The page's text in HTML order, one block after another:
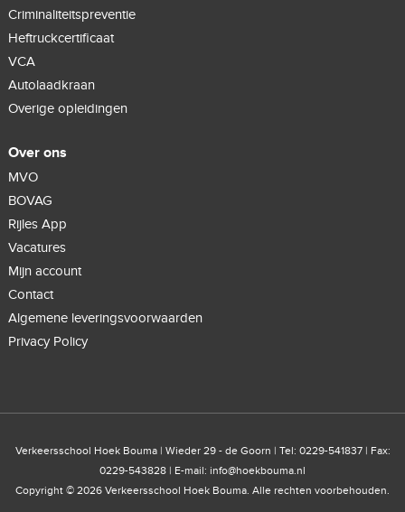
Criminaliteitspreventie
Heftruckcertificaat
VCA
Autolaadkraan
Overige opleidingen
Over ons
MVO
BOVAG
Rijles App
Vacatures
Mijn account
Contact
Algemene leveringsvoorwaarden
Privacy Policy
Verkeersschool Hoek Bouma | Wieder 29 - de Goorn | Tel: 0229-541837 | Fax:
0229-543828 | E-mail: info@hoekbouma.nl
Copyright © 2026 Verkeersschool Hoek Bouma. Alle rechten voorbehouden.